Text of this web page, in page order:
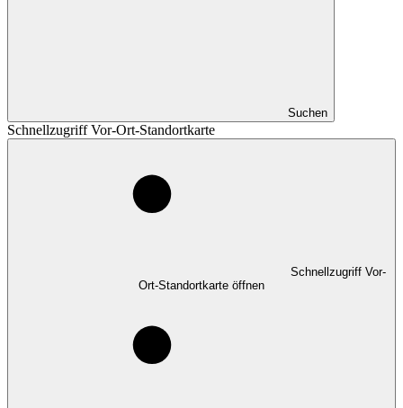
Suchen
Schnellzugriff Vor-Ort-Standortkarte
Schnellzugriff Vor-
Ort-Standortkarte öffnen